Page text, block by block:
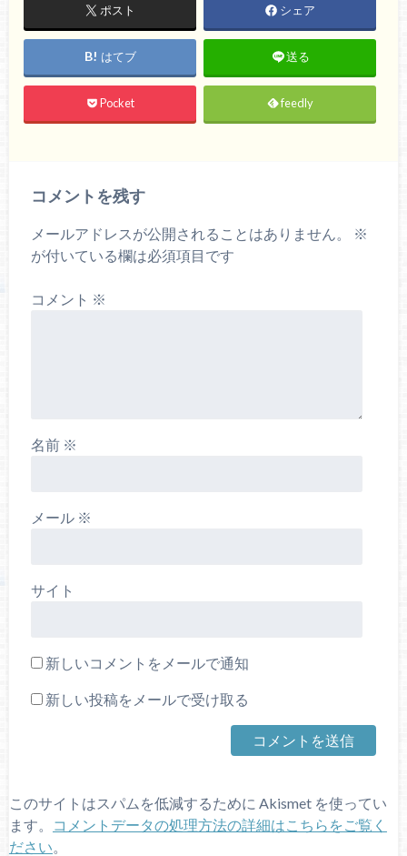
ポスト シェア
はてブ 送る
Pocket feedly
コメントを残す
メールアドレスが公開されることはありません。
※
が付いている欄は必須項目です
コメント ※
名前 ※
メール ※
サイト
新しいコメントをメールで通知
新しい投稿をメールで受け取る
このサイトはスパムを低減するために Akismet を使ってい
ます。
コメントデータの処理方法の詳細はこちらをご覧く
ださい。